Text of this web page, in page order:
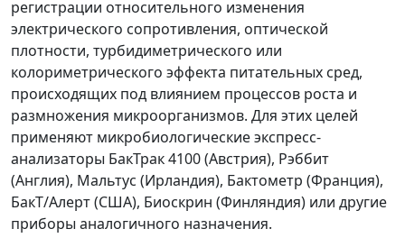
регистрации относительного изменения
электрического сопротивления, оптической
плотности, турбидиметрического или
колориметрического эффекта питательных сред,
происходящих под влиянием процессов роста и
размножения микроорганизмов. Для этих целей
применяют микробиологические экспресс-
анализаторы БакТрак 4100 (Австрия), Рэббит
(Англия), Мальтус (Ирландия), Бактометр (Франция),
БакТ/Алерт (США), Биоскрин (Финляндия) или другие
приборы аналогичного назначения.